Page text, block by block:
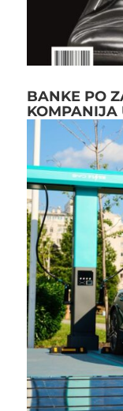
BANKE PO
KOMPANIJA